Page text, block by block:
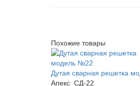
Похожие товары
Дутая сварная решетка
Апекс_СД-22